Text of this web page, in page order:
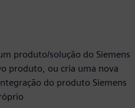
produto/solução do Siemens
produto, ou cria uma nova
do produto Siemens